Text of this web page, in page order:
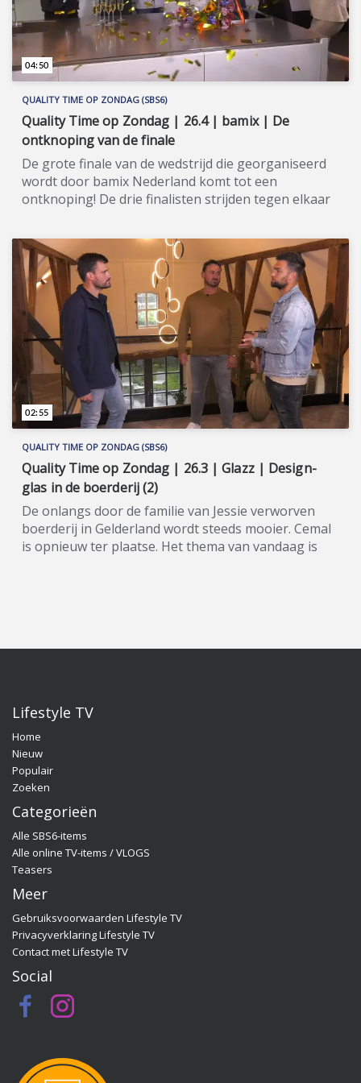
website: www.sbs6.nl/qualitytimeopzondag.
QUALITY TIME OP ZONDAG (SBS6)
Quality Time op Zondag | 26.4 | bamix | De
ontknoping van de finale
De grote finale van de wedstrijd die georganiseerd
wordt door bamix Nederland komt tot een
ontknoping! De drie finalisten strijden tegen elkaar
Zondag is een nieuw, eigentijds lifestyle-
programma, waarin wekelijks een breed spectrum
aan welzijns- en welvaartsthema’s de revue
passeert. Denk hierbij onder andere aan items over
beauty, gezin, gezondheid en wonen. De presentatie
van dit veelzijdige tv-programma op zondagmiddag
is onder meer in handen van de nog altijd populaire
oud-Utopianen Beau Nellissen, Romy Koldenhof en
Cemal Hazebroek. Wil je de hele aflevering bekijken
of meer weten over de deelnemers/sponsoren van
Quality Time op Zondag, ga dan naar de officiële
programma-website:
www.sbs6.nl/qualitytimeopzondag.
04:50
QUALITY TIME OP ZONDAG (SBS6)
Quality Time op Zondag | 26.3 | Glazz | Design-
glas in de boerderij (2)
De onlangs door de familie van Jessie verworven
boerderij in Gelderland wordt steeds mooier. Cemal
is opnieuw ter plaatse. Het thema van vandaag is
beauty, gezin, gezondheid en wonen. De presentatie
oud-Utopianen Beau Nellissen, Romy Koldenhof en
Cemal Hazebroek. Wil je de hele aflevering bekijken
of meer weten over de deelnemers/sponsoren van
Quality Time op Zondag, ga dan naar de officiële
programma-website:
www.sbs6.nl/qualitytimeopzondag.
02:55
Lifestyle TV
Home
Nieuw
Populair
Zoeken
Categorieën
Alle SBS6-items
Alle online TV-items / VLOGS
Teasers
Meer
Gebruiksvoorwaarden Lifestyle TV
Privacyverklaring Lifestyle TV
Contact met Lifestyle TV
Social